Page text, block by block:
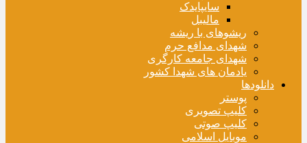
سایپایدک
مالیبل
ریشوهای با ریشه
شهدای مدافع حرم
شهدای جامعه کارگری
یادمان های شهدا کشور
دانلودها
پوستر
کلیپ تصویری
کلیپ صوتی
موبایل اسلامی